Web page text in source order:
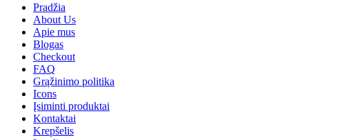
Pradžia
About Us
Apie mus
Blogas
Checkout
FAQ
Grąžinimo politika
Icons
Įsiminti produktai
Kontaktai
Krepšelis